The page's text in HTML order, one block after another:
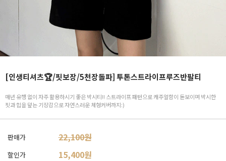
[인생티셔츠🏆/핏보장/5천장돌파] 투톤스트라이프루즈반팔티
매년 유행 없이 자주 활용하시기 좋은 박시티!! 스트라이프 패턴으로 캐주얼함이 돋보이며 박시한
핏과 힙을 덮는 기장감으로 자연스러운 체형커버까지:)
판매가 22,100원
할인가 15,400원